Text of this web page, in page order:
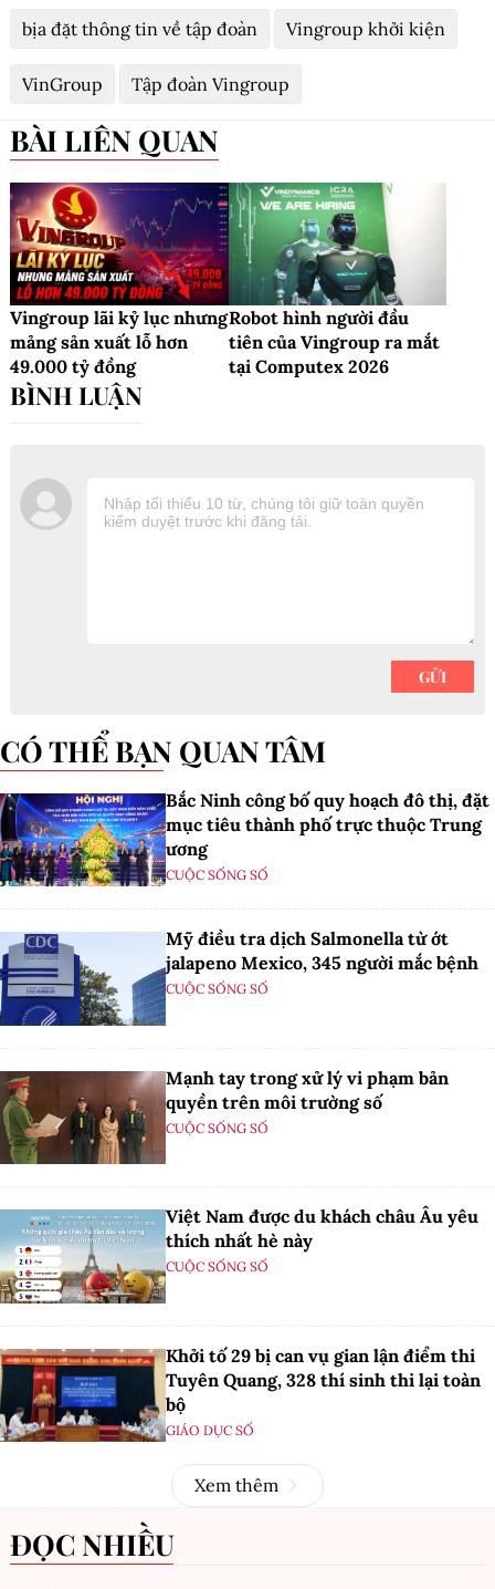
bịa đặt thông tin về tập đoàn Vingroup khởi kiện
VinGroup Tập đoàn Vingroup
BÀI LIÊN QUAN
Vingroup lãi kỷ lục nhưng
mảng sản xuất lỗ hơn
49.000 tỷ đồng
Robot hình người đầu
tiên của Vingroup ra mắt
tại Computex 2026
CÓ THỂ BẠN QUAN TÂM
Bắc Ninh công bố quy hoạch đô thị, đặt
mục tiêu thành phố trực thuộc Trung
ương
CUỘC SỐNG SỐ
Mỹ điều tra dịch Salmonella từ ớt
jalapeno Mexico, 345 người mắc bệnh
CUỘC SỐNG SỐ
Mạnh tay trong xử lý vi phạm bản
quyền trên môi trường số
CUỘC SỐNG SỐ
Việt Nam được du khách châu Âu yêu
thích nhất hè này
CUỘC SỐNG SỐ
Khởi tố 29 bị can vụ gian lận điểm thi
Tuyên Quang, 328 thí sinh thi lại toàn
bộ
GIÁO DỤC SỐ
Xem thêm
ĐỌC NHIỀU